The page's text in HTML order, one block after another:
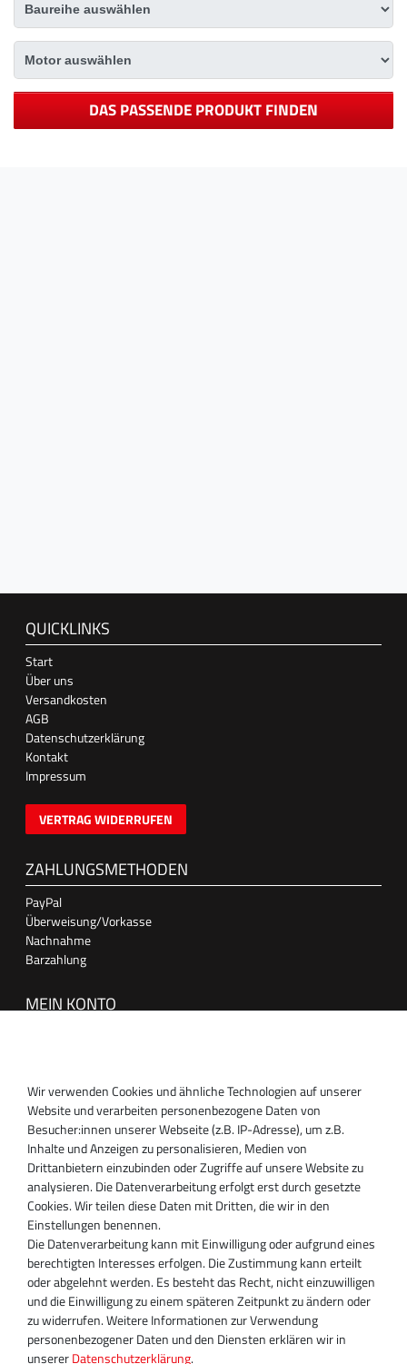
DAS PASSENDE PRODUKT FINDEN
QUICKLINKS
Start
Über uns
Versandkosten
AGB
Datenschutzerklärung
Kontakt
Impressum
VERTRAG WIDERRUFEN
ZAHLUNGSMETHODEN
PayPal
Überweisung/Vorkasse
Nachnahme
Barzahlung
MEIN KONTO
SUPPORT
Inhaber:
Magnos Turbosystems GmbH
Miraustraße 27-29
D-13509 Berlin
+49 30 340 606 740
+49 30 340 606 740
+49 30 340 606 745
info@turboservice24.de
Aktuelle Öffnungszeiten
Mo-Fr: 08:00 Uhr - 18:00 Uhr
Sa: geschlossen
Wir verwenden Cookies und ähnliche Technologien auf unserer
Website und verarbeiten personenbezogene Daten von
Besucher:innen unserer Webseite (z.B. IP-Adresse), um z.B.
Inhalte und Anzeigen zu personalisieren, Medien von
Drittanbietern einzubinden oder Zugriffe auf unsere Website zu
analysieren. Die Datenverarbeitung erfolgt erst durch gesetzte
Cookies. Wir teilen diese Daten mit Dritten, die wir in den
Einstellungen benennen.
Die Datenverarbeitung kann mit Einwilligung oder aufgrund eines
berechtigten Interesses erfolgen. Die Zustimmung kann erteilt
oder abgelehnt werden. Es besteht das Recht, nicht einzuwilligen
und die Einwilligung zu einem späteren Zeitpunkt zu ändern oder
zu widerrufen. Weitere Informationen zur Verwendung
personenbezogener Daten und den Diensten erklären wir in
unsererDaten­schutz­erklärung.